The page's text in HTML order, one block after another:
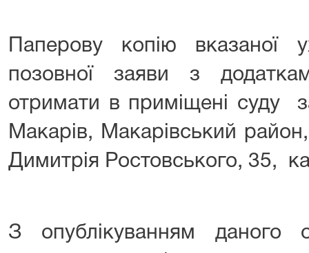
Паперову копію вказаної
позовної заяви з
отримати в приміщені суду
Макарів, Макарівський
Димитрія Ростовського, 35,
З опублікуванням даного